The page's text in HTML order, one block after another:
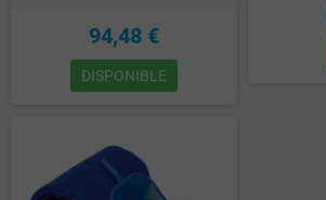
94,48 €
DISPONIBLE